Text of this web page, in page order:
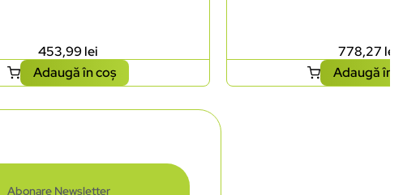
453,99lei
Adaugă în coș
778,27 lei
Adaugă în
Abonare Newsletter